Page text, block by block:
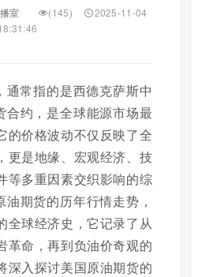
室 (145)
2025-11-04
通常指的是西德克萨斯中
合约，是全球能源市场最
的价格波动不仅反映了全
更是地缘、宏观经济、技
等多重因素交织影响的综
期货的历年行情走势，
全球经济史，它记录了从
革命，再到负油价奇观的
深入探讨美国原油期货的